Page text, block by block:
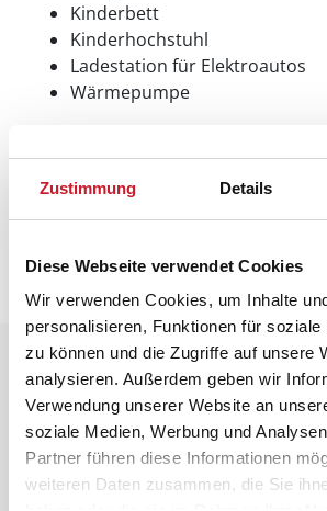
Zustimmung Details
Diese Webseite verwendet Cookies
Wir verwenden Cookies, um Inhalte
personalisieren, Funktionen für soziale
zu können und die Zugriffe auf unsere
analysieren. Außerdem geben wir
Verwendung unserer Website an
soziale Medien, Werbung und
Partner führen diese Informationen
weiteren Daten zusammen, die Sie
Kinderbett
Kinderhochstuhl
Ladestation für Elektroautos
Wärmepumpe
Neben- und
Die aktuellen Verbrauchskosten
Raumaufteilung